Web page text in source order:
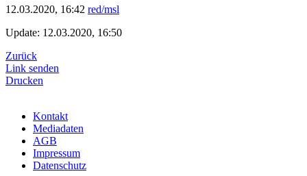
12.03.2020, 16:42 red/msl
Update: 12.03.2020, 16:50
Zurück
Link senden
Drucken
Kontakt
Mediadaten
AGB
Impressum
Datenschutz